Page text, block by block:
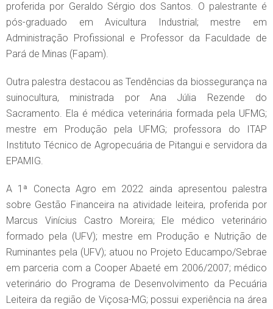
proferida por Geraldo Sérgio dos Santos. O palestrante é
pós-graduado em Avicultura Industrial; mestre em
Administração Profissional e Professor da Faculdade de
Pará de Minas (Fapam).
Outra palestra destacou as Tendências da biossegurança na
suinocultura, ministrada por Ana Júlia Rezende do
Sacramento. Ela é médica veterinária formada pela UFMG;
mestre em Produção pela UFMG; professora do ITAP
Instituto Técnico de Agropecuária de Pitangui e servidora da
EPAMIG.
A 1ª Conecta Agro em 2022 ainda apresentou palestra
sobre Gestão Financeira na atividade leiteira, proferida por
Marcus Vinícius Castro Moreira; Ele médico veterinário
formado pela (UFV); mestre em Produção e Nutrição de
Ruminantes pela (UFV); atuou no Projeto Educampo/Sebrae
em parceria com a Cooper Abaeté em 2006/2007; médico
veterinário do Programa de Desenvolvimento da Pecuária
Leiteira da região de Viçosa-MG; possui experiência na área